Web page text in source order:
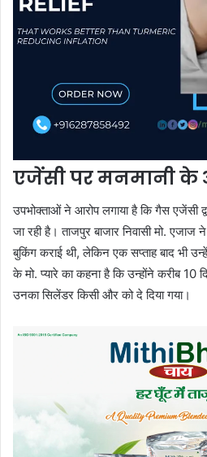
एजेंसी पर मनमानी के
उपभोक्ताओं ने आरोप लगाया है कि गैस एजेंसी
जा रही है। ताजपुर बाजार निवासी मो. एजाज
बुकिंग कराई थी, लेकिन एक सप्ताह बाद भी
के मो. प्यारे का कहना है कि उन्होंने करीब 10
उनका सिलेंडर किसी और को दे दिया गया।